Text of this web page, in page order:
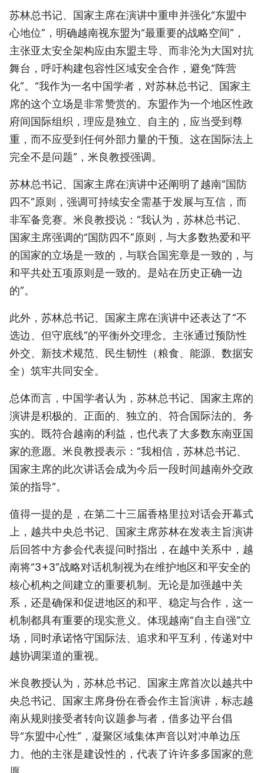
苏林总书记、国家主席在演讲中‌重申并强化“东盟中
心地位”‌，明确越南视东盟为“最重要的战略空间”，
主张亚太安全架构应由东盟主导、而非沦为大国对抗
舞台，呼吁构建包容性区域安全合作，避免“阵营
化”。‌‌“我作为一名中国学者，对苏林总书记、国家主
席的这个立场是非常赞赏的。东盟作为一个地区性政
府间国际组织，理应是独立、自主的，应当受到尊
重，而不应受到任何外部力量的干预。这在国际法上
完全不是问题”，米良教授强调。
苏林总书记、国家主席在演讲中还‌阐明了越南“国防
四不”原则‌，强调可持续安全需基于发展与互信，而
非军备竞赛。米良教授说：“我认为，苏林总书记、
国家主席强调的“国防四不”原则，与大多数热爱和平
的国家的立场是一致的，与联合国宪章是一致的，与
和平共处五项原则是一致的。是站在历史正确一边
的”。
此外，苏林总书记、国家主席在演讲中还表达了“不
选边、但守底线”的平衡外交理念。主张通过预防性
外交、新技术规范、民生韧性（粮食、能源、数据安
全）筑牢共同安全。
总体而言，中国学者认为，苏林总书记、国家主席的
演讲是积极的、正面的、独立的、符合国际法的、务
实的。既符合越南的利益，也代表了大多数东南亚国
家的意愿。米良教授表示：“我相信，苏林总书记、
国家主席的此次讲话会成为今后一段时间越南外交政
策的指导”。
值得一提的是，在第二十三届香格里拉对话会开幕式
上，越共中央总书记、国家主席苏林在发表主旨演讲
后回答中方参会代表提问时指出，在越中关系中，越
南将“3+3”战略对话机制视为在维护地区和平安全的
核心机构之间建立的重要机制。无论是加强越中关
系，还是确保和促进地区的和平、稳定与合作，这一
机制都具有重要的现实意义。体现越南“自主自强”立
场，同时承诺恪守国际法、追求和平互利，传递对中
越协调渠道的重视。
‌米良教授认为，苏林总书记、国家主席首次以越共中
央总书记、国家主席身份在香会作主旨演讲‌，标志越
南从规则接受者转向议题参与者，借多边平台倡
导“东盟中心性”，凝聚区域集体声音以对冲单边压
力。‌‌他的主张是建设性的，代表了许许多多国家的意